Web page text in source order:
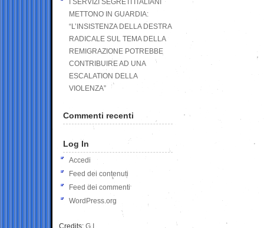
I SERVIZI SEGRETI ITALIANI
METTONO IN GUARDIA:
“L’INSISTENZA DELLA DESTRA
RADICALE SUL TEMA DELLA
REMIGRAZIONE POTREBBE
CONTRIBUIRE AD UNA
ESCALATION DELLA
VIOLENZA”
Commenti recenti
Log In
Accedi
Feed dei contenuti
Feed dei commenti
WordPress.org
Credits: G.I